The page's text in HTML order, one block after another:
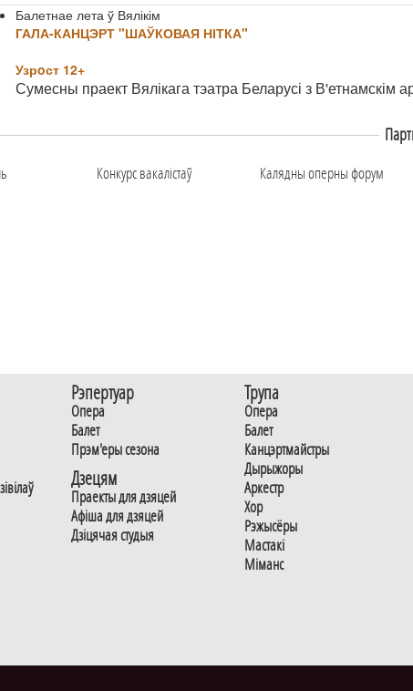
Балетнае лета ў Вялікім
ГАЛА-КАНЦЭРТ "ШАЎКОВАЯ НІТКА"
Узрoст 12+
Сумесны праект Вялікага тэатра Беларусі з
Конкурс вакалiстаў Калядны оперны форум
Рэпертуар
Опера
Балет
Прэм'еры сезона
Дзецям
Праекты для дзяцей
Афiша для дзяцей
Дзiцячая студыя
Трупа
Опера
Балет
Канцэртмайстры
Дырыжоры
Аркестр
Хор
Рэжысёры
Мастакі
Мiманс